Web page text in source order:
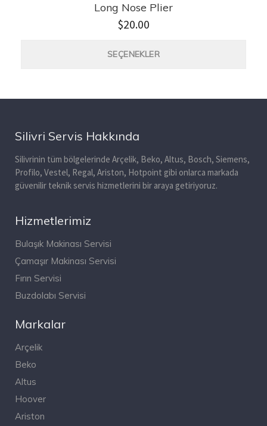
Long Nose Plier
$20.00
SEÇENEKLER
Silivri Servis Hakkında
Silivrinin tüm bölgelerinde Arçelik, Beko, Altus, Bosch, Siemens,
Profilo, Vestel, Regal, Ariston, Hotpoint gibi onlarca markada
güvenilir teknik servis hizmetlerini bir araya getiriyoruz.
Hizmetlerimiz
Bulaşık Makinası Servisi
Çamaşır Makinası Servisi
Fırın Servisi
Buzdolabı Servisi
Markalar
Arçelik
Beko
Altus
Hoover
Ariston